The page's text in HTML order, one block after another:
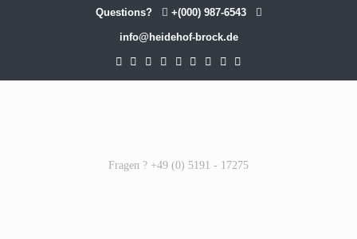
Questions? +(000) 987-6543
info@heidehof-brock.de
Fragen ? +49 (0) 5191 - 17275